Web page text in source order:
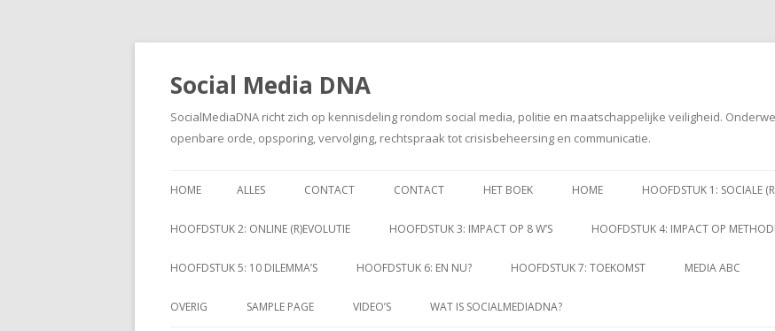
Social Media DNA
SocialMediaDNA richt zich op kennisdeling rondom social media, politie en maatschappelijke veiligheid.
openbare orde, opsporing, vervolging, rechtspraak tot crisisbeheersing en communicatie.
naar
HOME ALLES CONTACT CONTACT HET BOEK HOME HOOFDSTUK 1: SOCIALE
HOOFDSTUK 2: ONLINE (R)EVOLUTIE HOOFDSTUK 3: IMPACT OP 8 W’S HOOFDSTUK 4: IMPACT OP
HOOFDSTUK 5: 10 DILEMMA’S HOOFDSTUK 6: EN NU? HOOFDSTUK 7: TOEKOMST MEDIA ABC
OVERIG SAMPLE PAGE VIDEO’S WAT IS SOCIALMEDIADNA?